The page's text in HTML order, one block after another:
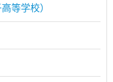
等学校）